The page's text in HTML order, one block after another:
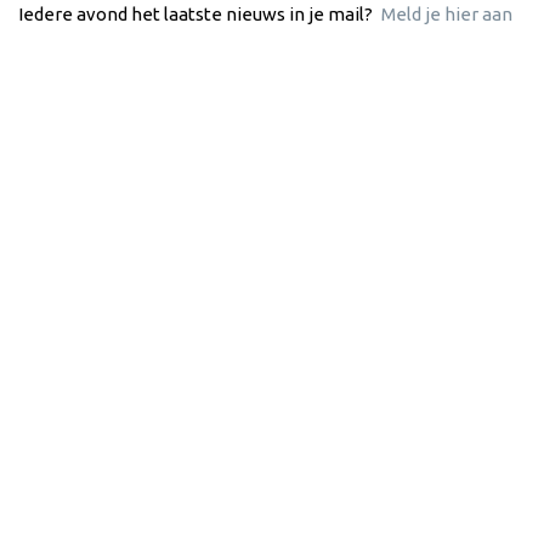
Iedere avond het laatste nieuws in je mail? Meld je hier aan